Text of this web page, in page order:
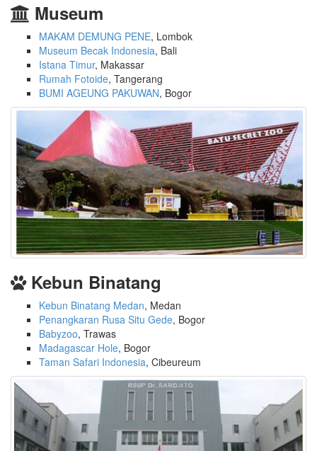
Museum
MAKAM DEMUNG PENE, Lombok
Museum Becak Indonesia, Bali
Istana Timur, Makassar
Rumah Fotoide, Tangerang
BUMI AGEUNG PAKUWAN, Bogor
Kebun Binatang
Kebun Binatang Medan, Medan
Penangkaran Rusa Situ Gede, Bogor
Babyzoo, Trawas
Madagascar Hole, Bogor
Taman Safari Indonesia, Cibeureum